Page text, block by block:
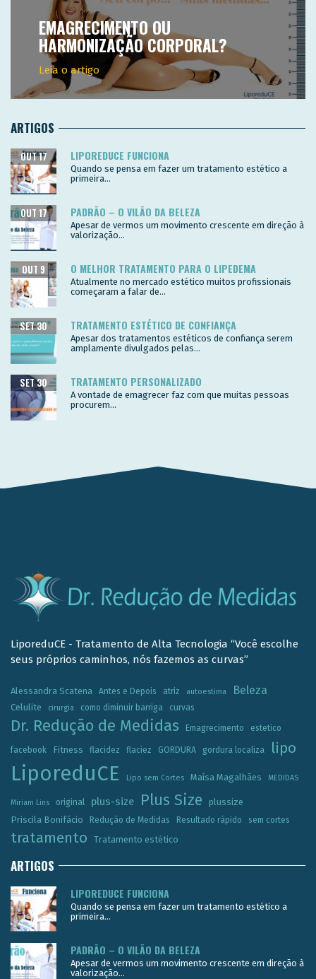
EMAGRECIMENTO OU
HARMONIZAÇÃO CORPORAL?
Leia o artigo
ARTIGOS
LIPOREDUCE FUNCIONA
OUT 17
Quando se pensa em fazer um tratamento estético a
primeira...
PADRÃO – O VILÃO DA BELEZA
OUT 17
Apesar de vermos um movimento crescente em direção à
valorização...
O MELHOR TRATAMENTO PARA O LIPEDEMA
OUT 9
Atualmente no mercado estético muitos profissionais
começaram a falar de...
TRATAMENTO ESTÉTICO DE CONFIANÇA
SET 30
Apesar dos tratamentos estéticos de confiança serem
amplamente divulgados pelas...
TRATAMENTO PERSONALIZADO
SET 30
A vontade de emagrecer faz com que muitas pessoas
procurem...
LiporeduCE - Tratamento de Alta Tecnologia “Você escolhe
seus próprios caminhos, nós fazemos as curvas”
Alessandra Scatena Antes e Depois atriz autoestima Beleza
Celulite cirurgia como diminuir barriga curvas
Dr. Redução de Medidas Emagrecimento estetico
facebook Fitness flacidez flaciez GORDURA gordura localiza lipo
LiporeduCE Lipo sem Cortes Maísa Magalhães MEDIDAS
Miriam Lins original plus-size Plus Size
plussize
Priscila Bonifácio
Redução de Medidas Resultado rápido sem cortes
tratamento Tratamento estético
ARTIGOS
LIPOREDUCE FUNCIONA
Quando se pensa em fazer um tratamento estético a
primeira...
PADRÃO – O VILÃO DA BELEZA
Apesar de vermos um movimento crescente em direção à
valorização...